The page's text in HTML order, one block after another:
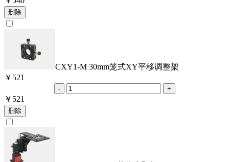
CXY1-M 30mm笼式XY平移调整架
￥ 521
￥ 521